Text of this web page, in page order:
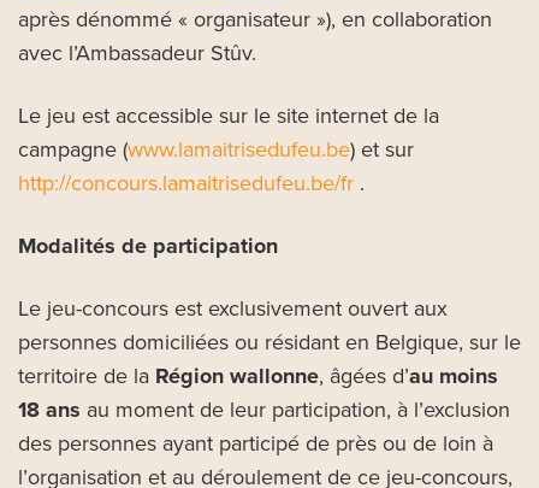
après dénommé « organisateur »), en collaboration
avec l’Ambassadeur Stûv.
Le jeu est accessible sur le site internet de la
campagne (www.lamaitrisedufeu.be) et sur
http://concours.lamaitrisedufeu.be/fr .
Modalités de participation
Le jeu-concours est exclusivement ouvert aux
personnes domiciliées ou résidant en Belgique, sur le
territoire de la Région wallonne, âgées d’au moins
18 ans au moment de leur participation, à l’exclusion
des personnes ayant participé de près ou de loin à
l’organisation et au déroulement de ce jeu-concours,